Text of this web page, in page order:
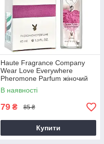
Haute Fragrance Company
Wear Love Everywhere
Pheromone Parfum жіночий
40 мл
В наявності
79 ₴ 85 ₴
Купити